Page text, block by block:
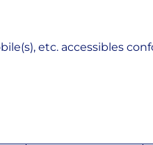
etc. accessibles